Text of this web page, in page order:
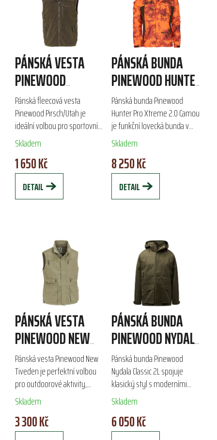
PÁNSKÁ VESTA
PINEWOOD
PIRSCH/UTAH
Pánská fleecová vesta
Pinewood Pirsch/Utah je
ideální volbou pro sportovní
aktivity a turistiku. Vyrobena
ze 100 % polyesteru, nabízí zip
po celé délce, praktické kapsy
a dolní...
Skladem
1 650 Kč
DETAIL
PÁNSKÁ BUNDA
PINEWOOD HUNTER
PRO XTREME 2.0
CAMOU
Pánská bunda Pinewood
Hunter Pro Xtreme 2.0 Camou
je funkční lovecká bunda v
kamufláži True Timber®,
ideální pro lov a outdoorové
aktivity v chladném počasí. S
vodním sloupcem...
Skladem
8 250 Kč
DETAIL
PÁNSKÁ VESTA
PINEWOOD NEW
TIVEDEN
Pánská vesta Pinewood New
Tiveden je perfektní volbou
pro outdoorové aktivity,
vyrobená z odolné a vysoce
prodyšné látky TC-lite™. Díky
ekologické impregnaci Bionic
Finish® Eco...
Skladem
3 300 Kč
PÁNSKÁ BUNDA
PINEWOOD NYDALA
CLASSIC 2L
Pánská bunda Pinewood
Nydala Classic 2L spojuje
klasický styl s moderními
technologiemi. Díky
dvouvrstvému vodě a
větruodolnému materiálu s
membránou a DWR úpravou je
Skladem
6 050 Kč